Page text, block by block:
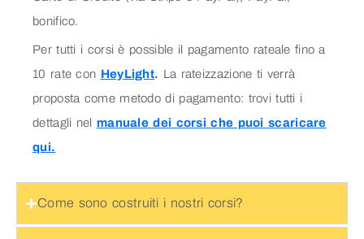
bonifico.
Per tutti i corsi è possible il pagamento rateale fino a
10 rate con HeyLight. La rateizzazione ti verrà
proposta come metodo di pagamento: trovi tutti i
dettagli nel manuale dei corsi che puoi scaricare
qui.
Come sono costruiti i nostri corsi?